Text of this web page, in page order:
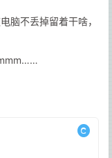
脑不丢掉留着干啥，